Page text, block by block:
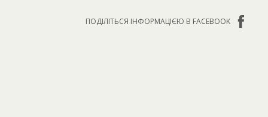
ПОДІЛІТЬСЯ ІНФОРМАЦІЄЮ В FACEBOOK